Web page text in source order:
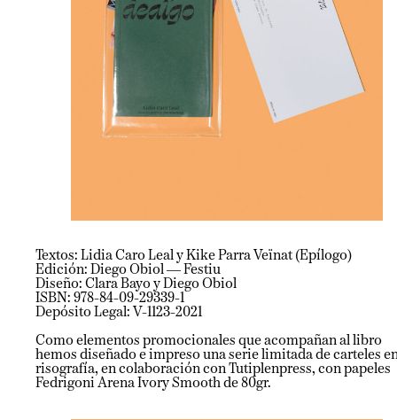
Textos: Lidia Caro Leal y Kike Parra Veïnat (Epílogo)
Edición: Diego Obiol — Festiu
Diseño: Clara Bayo y Diego Obiol
ISBN: 978-84-09-29339-1
Depósito Legal: V-1123-2021
Como elementos promocionales que acompañan al libro
hemos diseñado e impreso una serie limitada de carteles
risografía, en colaboración con Tutiplenpress, con papeles
Fedrigoni Arena Ivory Smooth de 80gr.